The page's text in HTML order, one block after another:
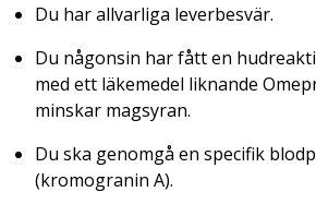
Du har allvarliga leverbesvär.
Du någonsin har fått en
med ett läkemedel liknande
minskar magsyran.
Du ska genomgå en specifik
(kromogranin A).